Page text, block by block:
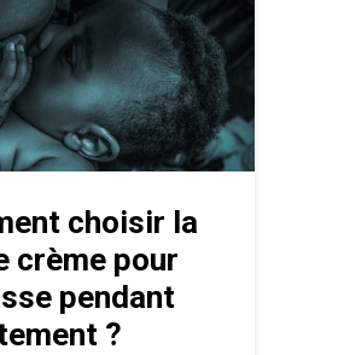
choisir la
crème pour
pendant
?